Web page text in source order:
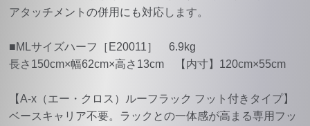
アタッチメントの併用にも対応します。
■MLサイズハーフ［E20011］ 6.9kg
長さ150cm×幅62cm×高さ13cm 【内寸】120cm×55cm
【A-x（エー・クロス）ルーフラック フット付きタイプ】
ベースキャリア不要。ラックとの一体感が高まる専用フッ